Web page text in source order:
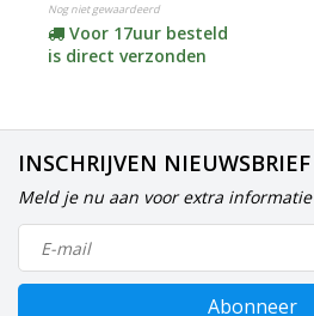
Nog niet gewaardeerd
Voor 17uur besteld
is direct verzonden
INSCHRIJVEN NIEUWSBRIEF
Meld je nu aan voor extra
Abonneer